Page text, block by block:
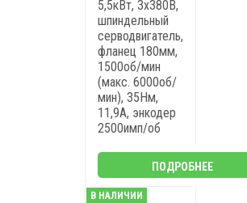
5,5кВт, 3х380В,
шпиндельный
серводвигатель,
фланец 180мм,
1500об/мин
(макс. 6000об/
мин), 35Нм,
11,9A, энкодер
2500имп/об
ПОДРОБНЕЕ
В НАЛИЧИИ